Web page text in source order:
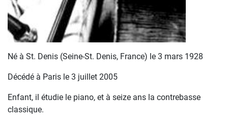
Né à St. Denis (Seine-St. Denis, France) le 3 mars 1928
Décédé à Paris le 3 juillet 2005
Enfant, il étudie le piano, et à seize ans la contrebasse
classique.